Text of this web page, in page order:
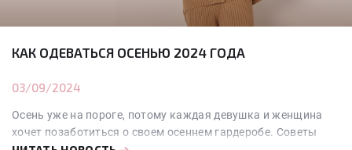
КАК ОДЕВАТЬСЯ ОСЕНЬЮ 2024 ГОДА
03/09/2024
Осень уже на пороге, потому каждая девушка и женщина
хочет позаботиться о своем осеннем гардеробе. Советы